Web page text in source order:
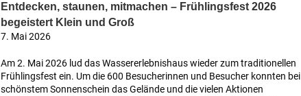
Entdecken, staunen, mitmachen – Frühlingsfest 2026
begeistert Klein und Groß
7. Mai 2026
Am 2. Mai 2026 lud das Wassererlebnishaus wieder zum traditionellen
Frühlingsfest ein. Um die 600 Besucherinnen und Besucher konnten bei
schönstem Sonnenschein das Gelände und die vielen Aktionen